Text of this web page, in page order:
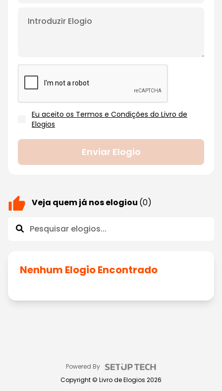
Veja quem já nos elogiou (0)
Nenhum Elogio Encontrado
Eu aceito os Termos e Condições do Livro de
Elogios
Enviar Elogio
Powered By
Copyright © Livro de Elogios 2026